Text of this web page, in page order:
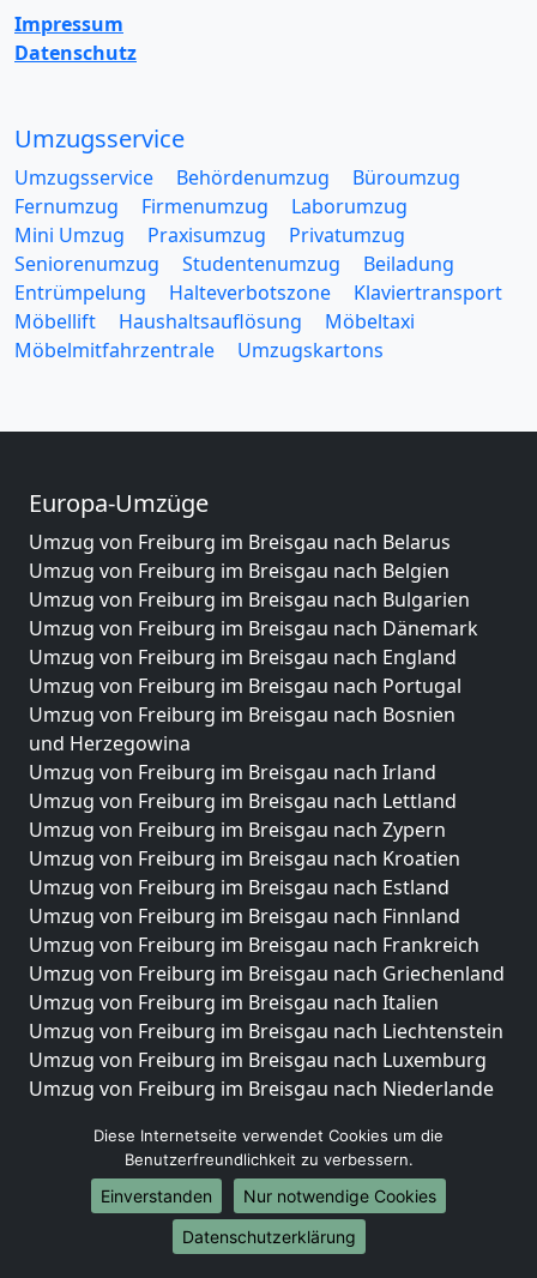
Impressum
Datenschutz
Umzugsservice
Umzugsservice Behördenumzug
Büroumzug
Fernumzug
Firmenumzug
Laborumzug
Mini Umzug
Praxisumzug
Privatumzug
Seniorenumzug
Studentenumzug
Beiladung
Entrümpelung
Halteverbotszone
Klaviertransport
Möbellift
Haushaltsauflösung
Möbeltaxi
Möbelmitfahrzentrale
Umzugskartons
Europa-Umzüge
Umzug von Freiburg im Breisgau nach Belarus
Umzug von Freiburg im Breisgau nach Belgien
Umzug von Freiburg im Breisgau nach Bulgarien
Umzug von Freiburg im Breisgau nach Dänemark
Umzug von Freiburg im Breisgau nach England
Umzug von Freiburg im Breisgau nach Portugal
Umzug von Freiburg im Breisgau nach Bosnien
und Herzegowina
Umzug von Freiburg im Breisgau nach Irland
Umzug von Freiburg im Breisgau nach Lettland
Umzug von Freiburg im Breisgau nach Zypern
Umzug von Freiburg im Breisgau nach Kroatien
Umzug von Freiburg im Breisgau nach Estland
Umzug von Freiburg im Breisgau nach Finnland
Umzug von Freiburg im Breisgau nach Frankreich
Umzug von Freiburg im Breisgau nach Griechenland
Umzug von Freiburg im Breisgau nach Italien
Umzug von Freiburg im Breisgau nach Liechtenstein
Umzug von Freiburg im Breisgau nach Luxemburg
Umzug von Freiburg im Breisgau nach Niederlande
Umzüge-Deutschlandweit
Umzug von Freiburg im Breisgau nach Berlin
Umzug von Freiburg im Breisgau nach Hamburg
Umzug von Freiburg im Breisgau nach München
Diese Internetseite verwendet Cookies um die
Benutzerfreundlichkeit zu verbessern.
Einverstanden
Nur notwendige Cookies
Datenschutzerklärung